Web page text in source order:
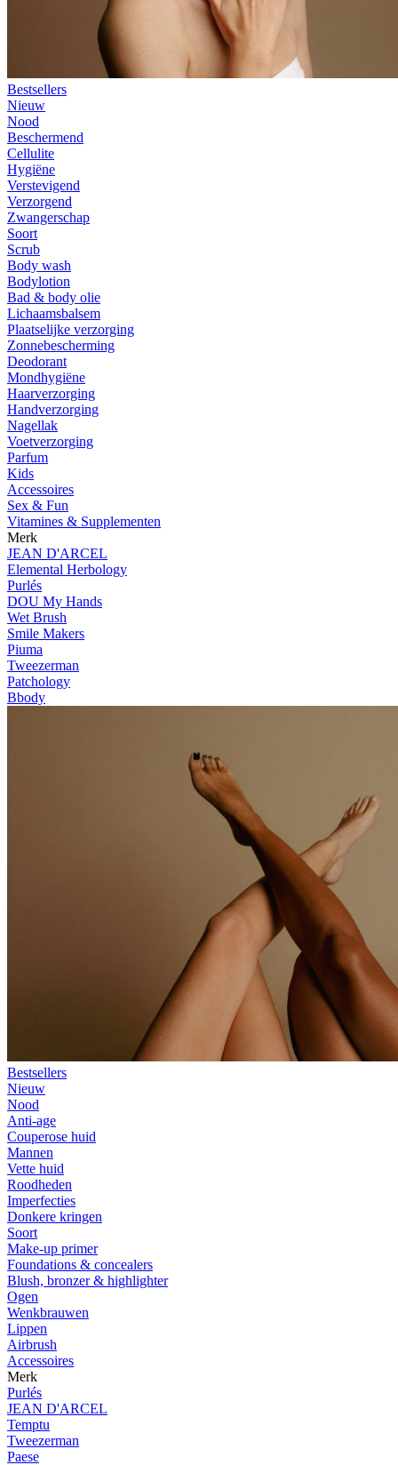
Bestsellers
Nieuw
Nood
Beschermend
Cellulite
Hygiëne
Verstevigend
Verzorgend
Zwangerschap
Soort
Scrub
Body wash
Bodylotion
Bad & body olie
Lichaamsbalsem
Plaatselijke verzorging
Zonnebescherming
Deodorant
Mondhygiëne
Haarverzorging
Handverzorging
Nagellak
Voetverzorging
Parfum
Kids
Accessoires
Sex & Fun
Vitamines & Supplementen
Merk
JEAN D'ARCEL
Elemental Herbology
Purlés
DOU My Hands
Wet Brush
Smile Makers
Piuma
Tweezerman
Patchology
Bbody
Bestsellers
Nieuw
Nood
Anti-age
Couperose huid
Mannen
Vette huid
Roodheden
Imperfecties
Donkere kringen
Soort
Make-up primer
Foundations & concealers
Blush, bronzer & highlighter
Ogen
Wenkbrauwen
Lippen
Airbrush
Accessoires
Merk
Purlés
JEAN D'ARCEL
Temptu
Tweezerman
Paese